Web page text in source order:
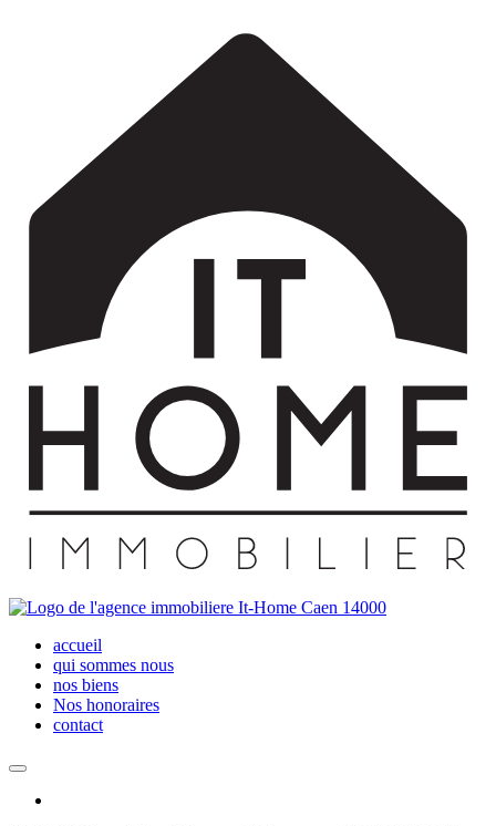
accueil
qui sommes nous
nos biens
Nos honoraires
contact